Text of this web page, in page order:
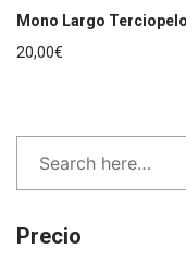
Mono Largo
20,00€
Precio